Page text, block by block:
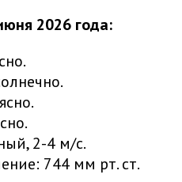
2026 года:
2-4 м/с.
744 мм рт. ст.